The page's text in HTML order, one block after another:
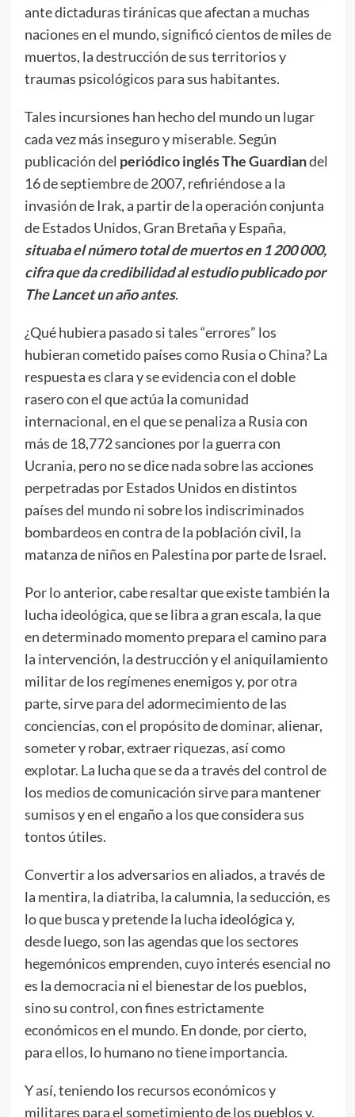
ante dictaduras tiránicas que afectan a muchas
naciones en el mundo, significó cientos de miles de
muertos, la destrucción de sus territorios y
traumas psicológicos para sus habitantes.
Tales incursiones han hecho del mundo un lugar
cada vez más inseguro y miserable. Según
publicación del periódico inglés The Guardiandel
16 de septiembre de 2007, refiriéndose a la
invasión de Irak, a partir de la operación conjunta
de Estados Unidos, Gran Bretaña y España,
situaba el número total de muertos en 1 200 000,
cifra que da credibilidad al estudio publicado por
The Lancet un año antes.
¿Qué hubiera pasado si tales “errores” los
hubieran cometido países como Rusia o China? La
respuesta es clara y se evidencia con el doble
rasero con el que actúa la comunidad
internacional, en el que se penaliza a Rusia con
más de 18,772 sanciones por la guerra con
Ucrania, pero no se dice nada sobre las acciones
perpetradas por Estados Unidos en distintos
países del mundo ni sobre los indiscriminados
bombardeos en contra de la población civil, la
matanza de niños en Palestina por parte de Israel.
Por lo anterior, cabe resaltar que existe también la
lucha ideológica, que se libra a gran escala, la que
en determinado momento prepara el camino para
la intervención, la destrucción y el aniquilamiento
militar de los regímenes enemigos y, por otra
parte, sirve para del adormecimiento de las
conciencias, con el propósito de dominar, alienar,
someter y robar, extraer riquezas, así como
explotar. La lucha que se da a través del control de
los medios de comunicación sirve para mantener
sumisos y en el engaño a los que considera sus
tontos útiles.
Convertir a los adversarios en aliados, a través de
la mentira, la diatriba, la calumnia, la seducción, es
lo que busca y pretende la lucha ideológica y,
desde luego, son las agendas que los sectores
hegemónicos emprenden, cuyo interés esencial no
es la democracia ni el bienestar de los pueblos,
sino su control, con fines estrictamente
económicos en el mundo. En donde, por cierto,
para ellos, lo humano no tiene importancia.
Y así, teniendo los recursos económicos y
militares para el sometimiento de los pueblos y,